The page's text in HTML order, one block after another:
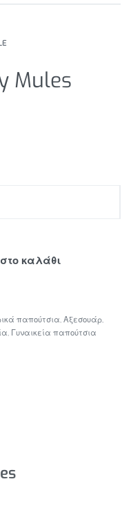
Mules
καλάθι
παπούτσια, Αξεσουάρ,
, Γυναικεία παπούτσια